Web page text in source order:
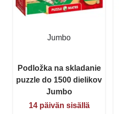
Jumbo
Podložka na skladanie
puzzle do 1500 dielikov
Jumbo
14 päivän sisällä